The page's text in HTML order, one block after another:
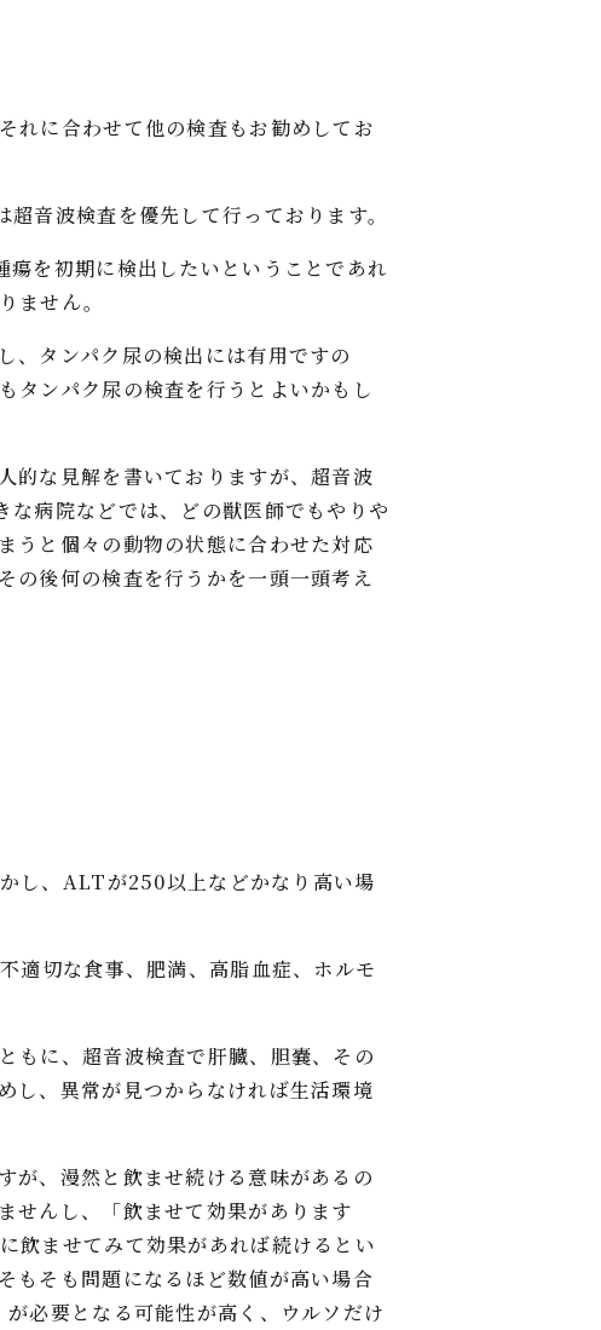
れに合わせて他の検査もお勧めしてお
音波検査を優先して行っております。
を初期に検出したいということであれ
ません。
、タンパク尿の検出には有用ですの
タンパク尿の検査を行うとよいかもし
的な見解を書いておりますが、超音波
病院などでは、どの獣医師でもやりや
うと個々の動物の状態に合わせた対応
の後何の検査を行うかを一頭一頭考え
し、ALTが250以上などかなり高い場
適切な食事、肥満、高脂血症、ホルモ
もに、超音波検査で肝臓、胆嚢、その
し、異常が見つからなければ生活環境
が、漫然と飲ませ続ける意味があるの
せんし、「飲ませて効果があります
飲ませてみて効果があれば続けるとい
もそも問題になるほど数値が高い場合
必要となる可能性が高く、ウルソだけ